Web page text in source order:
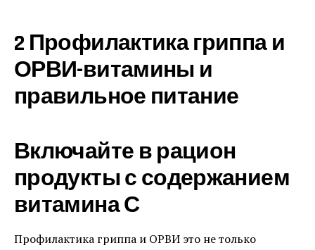
2 Профилактика гриппа и
ОРВИ-витамины и
правильное питание
Включайте в рацион
продукты с содержанием
витамина С
Профилактика гриппа и ОРВИ это не только